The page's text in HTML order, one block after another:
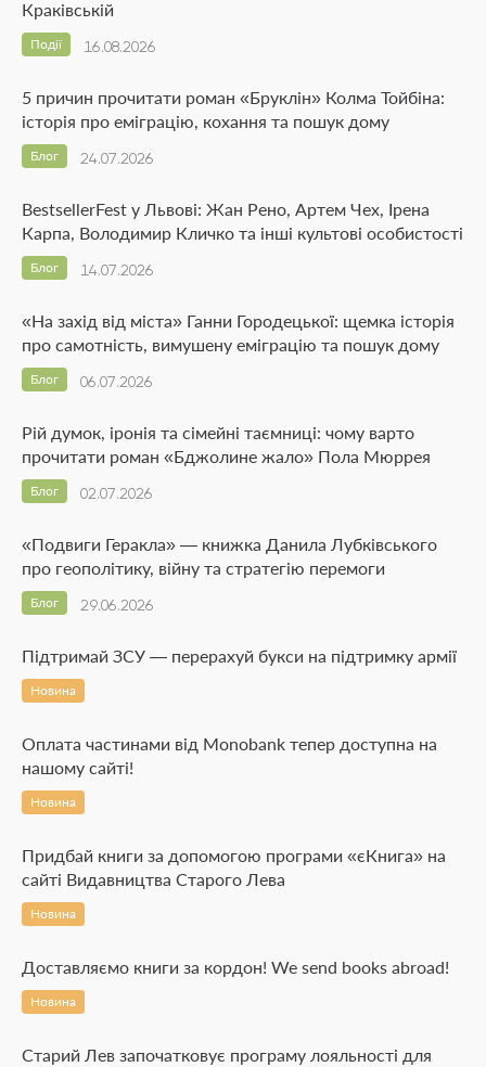
Краківській
16.08.2026
Події
5 причин прочитати роман «Бруклін» Колма Тойбіна:
історія про еміграцію, кохання та пошук дому
24.07.2026
Блог
BestsellerFest у Львові: Жан Рено, Артем Чех, Ірена
Карпа, Володимир Кличко та інші культові особистості
14.07.2026
Блог
«На захід від міста» Ганни Городецької: щемка історія
про самотність, вимушену еміграцію та пошук дому
06.07.2026
Блог
Рій думок, іронія та сімейні таємниці: чому варто
прочитати роман «Бджолине жало» Пола Мюррея
02.07.2026
Блог
«Подвиги Геракла» — книжка Данила Лубківського
про геополітику, війну та стратегію перемоги
29.06.2026
Блог
Підтримай ЗСУ — перерахуй букси на підтримку армії
Новина
Оплата частинами від Monobank тепер доступна на
нашому сайті!
Новина
Придбай книги за допомогою програми «єКнига» на
сайті Видавництва Старого Лева
Новина
Доставляємо книги за кордон! We send books abroad!
Новина
Старий Лев започатковує програму лояльності для